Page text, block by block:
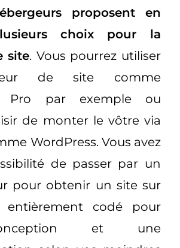
proposent en
choix pour la
site. Vous pourrez utiliser
de site comme
Pro par exemple ou
de monter le vôtre via
WordPress. Vous avez
de passer par un
pour obtenir un site sur
entièrement codé pour
et une